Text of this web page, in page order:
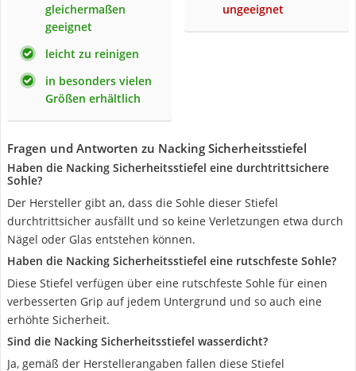
gleichermaßen
geeignet
leicht zu reinigen
in besonders vielen
Größen erhältlich
ungeeignet
Fragen und Antworten zu Nacking Sicherheitsstiefel
Haben die Nacking Sicherheitsstiefel eine durchtrittsichere
Sohle?
Der Hersteller gibt an, dass die Sohle dieser Stiefel
durchtrittsicher ausfällt und so keine Verletzungen etwa durch
Nägel oder Glas entstehen können.
Haben die Nacking Sicherheitsstiefel eine rutschfeste Sohle?
Diese Stiefel verfügen über eine rutschfeste Sohle für einen
verbesserten Grip auf jedem Untergrund und so auch eine
erhöhte Sicherheit.
Sind die Nacking Sicherheitsstiefel wasserdicht?
Ja, gemäß der Herstellerangaben fallen diese Stiefel